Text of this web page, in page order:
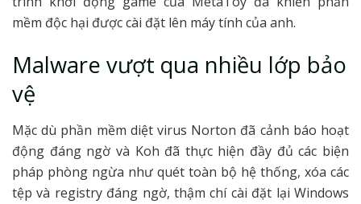
mềm độc hại được cài đặt lên máy tính của anh.
Malware vượt qua nhiều lớp bảo
vệ
Mặc dù phần mềm diệt virus Norton đã cảnh báo hoạt
động đáng ngờ và Koh đã thực hiện đầy đủ các biện
pháp phòng ngừa như quét toàn bộ hệ thống, xóa các
tệp và registry đáng ngờ, thậm chí cài đặt lại Windows